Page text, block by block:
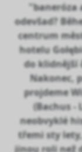
"baneróza
odevšad?
centrum
hotelu
do klidnější
Nakonec,
projdeme
(Bachus -
neobvyklé
třemi sty
jinou roli než